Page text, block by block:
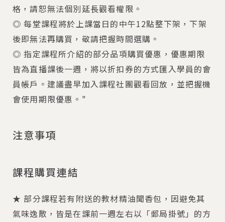
格，請恕無法個別延長觀看權限。
◎ 每堂課程將於上課當日的中午12點整下架，下架
後即無法再購買，敬請把握時間選購。
◎ 指定課程所介紹的部分品項購買優惠，優惠期限
皆為直播課後一週，將以折扣券的方式匯入學員的會
員帳戶。建議盡早加入課程社團觀看回放，並把握機
會使用期限優惠。"
注意事項
課程購買連結
★ 部分課程若有附送的教材精油聞香包，因避免其
氣味逸散，皆是在課前一週左右以「郵局掛號」的方